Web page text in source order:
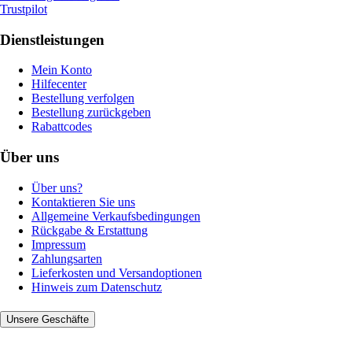
Trustpilot
Dienstleistungen
Mein Konto
Hilfecenter
Bestellung verfolgen
Bestellung zurückgeben
Rabattcodes
Über uns
Über uns?
Kontaktieren Sie uns
Allgemeine Verkaufsbedingungen
Rückgabe & Erstattung
Impressum
Zahlungsarten
Lieferkosten und Versandoptionen
Hinweis zum Datenschutz
Unsere Geschäfte